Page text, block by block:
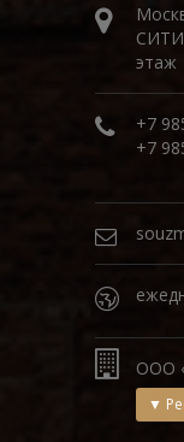
этаж
+7
+7
ООО
▼